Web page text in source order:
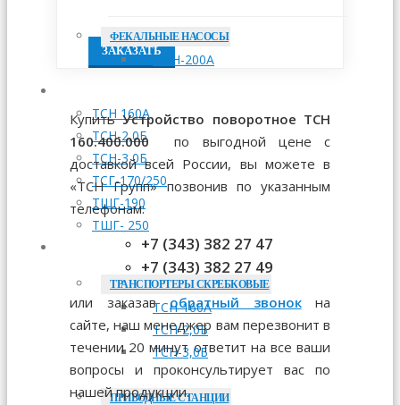
ФЕКАЛЬНЫЕ НАСОСЫ
НЖН-200А
ТСН 160А
ТСН-2,0Б
ТСН-3,0Б
ТСГ-170/250
ТШГ-190
ТШГ- 250
ЗАПЧАСТИ
ТРАНСПОРТЕРЫ СКРЕБКОВЫЕ
ТСН-160А
ТСН-2,0Б
ТСН-3,0Б
ПРИВОДНЫЕ СТАНЦИИ
ЗАКАЗАТЬ
КупитьУстройство поворотное ТСН
160.400.000 по выгодной цене с
доставкой всей России, вы можете в
«ТСН Групп» позвонив по указанным
телефонам:
+7 (343) 382 27 47
+7 (343) 382 27 49
или заказавобратный звонокна
сайте, наш менеджер вам перезвонит в
течении 20 минут ответит на все ваши
вопросы и проконсультирует вас по
нашей продукции.